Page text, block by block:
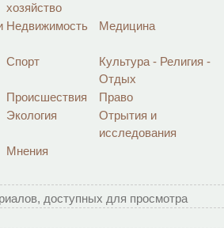
хозяйство
Недвижимость Медицина
Спорт
Культура - Религия -
Отдых
Происшествия
Право
Экология
Отрытия и
исследования
Мнения
доступных для просмотра